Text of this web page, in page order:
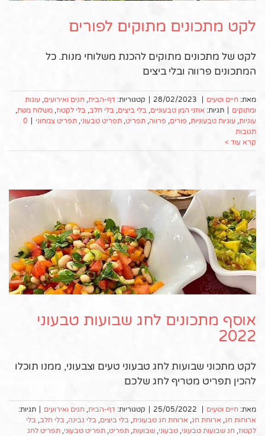
לקט מתכונים מתוקים לפורים
לקט של מתכונים מתוקים להכנת משלוחי מנות. כל
המתכונים פרווה ובלי ביצים
מאת: חיים וטעים |
28/02/2023
| קטגוריות: דף-הבית חגים ואירועים עוגות
ומתוקים | תגיות: אוזני המן טבעוניים בלי ביצים בלי חלב בלי לקטוז משלוח מנות
עוגיות עוגיות טבעוניות פורים פרווה תפריט תפריט טבעוני תפריט צמחוני |
0
תגובות
קרא עוד >
אוסף מתכונים לחג שבועות טבעוני
2022
לקט מתכוני שבועות לחג טבעוני טעים וצבעוני, ממנו תוכלו
להכין תפריט מטריף לחג שלכם
מאת: חיים וטעים 25/05/2022 קטגוריות: דף-הבית, חגים ואירועים
תגיות:
ארוחות חג, ארוחת חג, ארוחת חג טבעונית, בלי ביצים, בלי גבינה, בלי חלב, בלי
לקטוז, חג שבועות טבעוני, טבעוני, שבועות, תפריט, תפריט טבעוני, תפריט לחג